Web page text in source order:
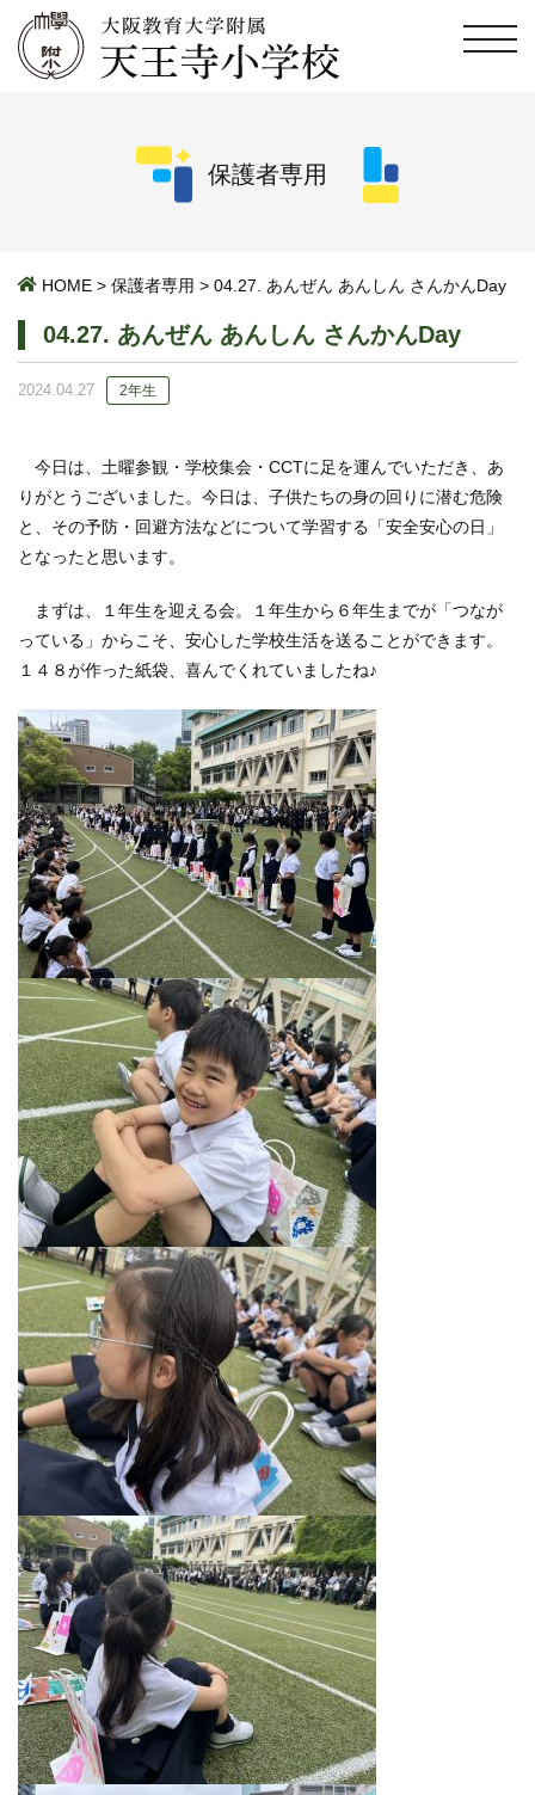
保護者専用
HOME > 保護者専用 > 04.27. あんぜん あんしん さんかんDay
04.27. あんぜん あんしん さんかんDay
2024.04.27 2年生
今日は、土曜参観・学校集会・CCTに足を運んでいただき、あ
りがとうございました。今日は、子供たちの身の回りに潜む危険
と、その予防・回避方法などについて学習する「安全安心の日」
となったと思います。
まずは、１年生を迎える会。１年生から６年生までが「つなが
っている」からこそ、安心した学校生活を送ることができます。
１４８が作った紙袋、喜んでくれていましたね♪